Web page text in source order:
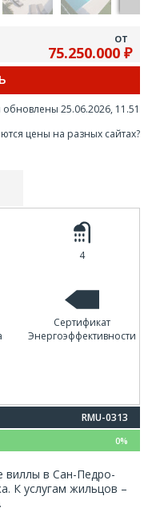
ОТ
75.250.000 ₽
25.06.2026, 11.51
цены на разных сайтах?
4
Сертификат
Энергоэффективности
RMU-0313
0%
виллы в Сан-Педро-
К услугам жильцов –